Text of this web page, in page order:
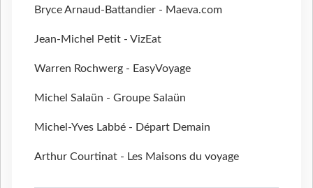
Bryce Arnaud-Battandier - Maeva.com
Jean-Michel Petit - VizEat
Warren Rochwerg - EasyVoyage
Michel Salaün - Groupe Salaün
Michel-Yves Labbé - Départ Demain
Arthur Courtinat - Les Maisons du voyage